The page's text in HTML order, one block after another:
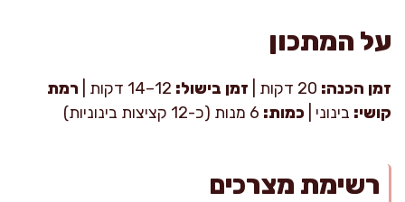
על המתכון
זמן הכנה: זמן בישול:
רמת
קושי: בינוני | כמות:
רשימת מצרכים